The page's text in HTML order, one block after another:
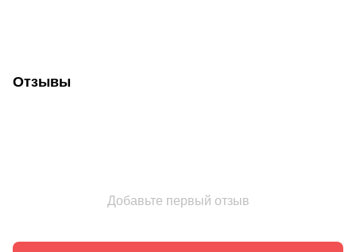
Отзывы
Добавьте первый отзыв